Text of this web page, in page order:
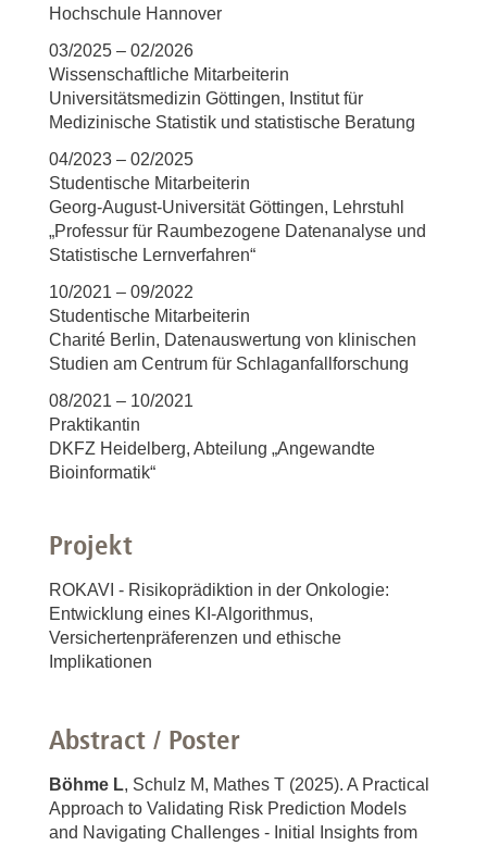
Hochschule Hannover
03/2025 – 02/2026
Wissenschaftliche Mitarbeiterin
Universitätsmedizin Göttingen, Institut für
Medizinische Statistik und statistische Beratung
04/2023 – 02/2025
Studentische Mitarbeiterin
Georg-August-Universität Göttingen, Lehrstuhl
„Professur für Raumbezogene Datenanalyse und
Statistische Lernverfahren“
10/2021 – 09/2022
Studentische Mitarbeiterin
Charité Berlin, Datenauswertung von klinischen
Studien am Centrum für Schlaganfallforschung
08/2021 – 10/2021
Praktikantin
DKFZ Heidelberg, Abteilung „Angewandte
Bioinformatik“
Projekt
ROKAVI - Risikoprädiktion in der Onkologie:
Entwicklung eines KI-Algorithmus,
Versichertenpräferenzen und ethische
Implikationen
Abstract / Poster
Böhme L, Schulz M, Mathes T (2025). A Practical
Approach to Validating Risk Prediction Models
and Navigating Challenges - Initial Insights from